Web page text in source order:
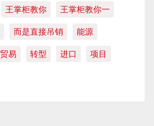
王掌柜教你 王掌柜教你一
而是直接吊销 能源
贸易 转型 进口 项目